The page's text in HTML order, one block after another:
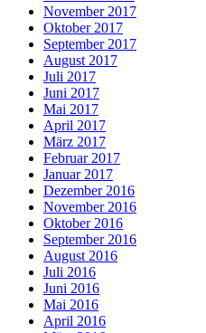
November 2017
Oktober 2017
September 2017
August 2017
Juli 2017
Juni 2017
Mai 2017
April 2017
März 2017
Februar 2017
Januar 2017
Dezember 2016
November 2016
Oktober 2016
September 2016
August 2016
Juli 2016
Juni 2016
Mai 2016
April 2016